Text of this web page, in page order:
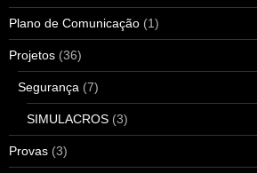
Plano de Comunicação (1)
Projetos (36)
Segurança (7)
SIMULACROS (3)
Provas (3)